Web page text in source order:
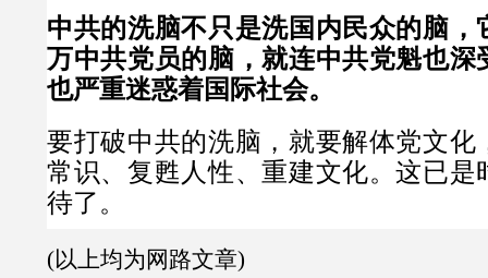
中共的洗脑不只是洗国内民众的脑，
万中共党员的脑，就连中共党魁也深
也严重迷惑着国际社会。
要打破中共的洗脑，就要解体党文化
常识、复甦人性、重建文化。这已是
待了。
(以上均为网路文章)